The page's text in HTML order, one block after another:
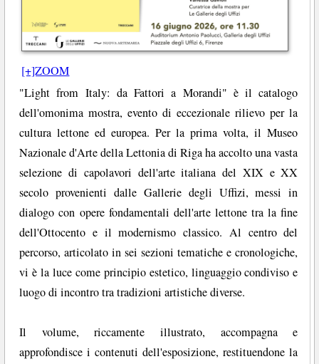
[+]ZOOM
"Light from Italy: da Fattori a Morandi" è il catalogo
dell'omonima mostra, evento di eccezionale rilievo per la
cultura lettone ed europea. Per la prima volta, il Museo
Nazionale d'Arte della Lettonia di Riga ha accolto una vasta
selezione di capolavori dell'arte italiana del XIX e XX
secolo provenienti dalle Gallerie degli Uffizi, messi in
dialogo con opere fondamentali dell'arte lettone tra la fine
dell'Ottocento e il modernismo classico. Al centro del
percorso, articolato in sei sezioni tematiche e cronologiche,
vi è la luce come principio estetico, linguaggio condiviso e
luogo di incontro tra tradizioni artistiche diverse.
Il volume, riccamente illustrato, accompagna e
approfondisce i contenuti dell'esposizione, restituendone la